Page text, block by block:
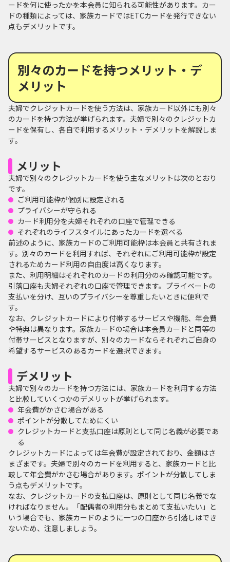
ードを何に使ったかを本会員に知られる可能性があります。カー
ドの種類によっては、家族カードではETCカードを発行できない
点もデメリットです。
別々のカードを持つメリット・デ
メリット
夫婦でクレジットカードを使う方法は、家族カード以外にも別々
のカードを持つ方法が挙げられます。夫婦で別々のクレジットカ
ードを保有し、各自で利用するメリット・デメリットを解説しま
す。
メリット
夫婦で別々のクレジットカードを使う主なメリットは次のとおり
です。
ご利用可能枠が個別に設定される
プライバシーが守られる
カード利用分を夫婦それぞれの口座で管理できる
それぞれのライフスタイルにあったカードを選べる
前述のように、家族カードのご利用可能枠は本会員と共有されま
す。別々のカードを利用すれば、それぞれにご利用可能枠が設定
されるためカード利用の自由度は高くなります。
また、利用明細はそれぞれのカードの利用分のみ確認可能です。
引落口座も夫婦それぞれの口座で管理できます。プライベートの
支払いを分け、互いのプライバシーを尊重したいときに便利で
す。
なお、クレジットカードにより付帯するサービスや機能、年会費
や特典は異なります。家族カードの場合は本会員カードと同等の
付帯サービスとなりますが、別々のカードならそれぞれご自身の
希望するサービスのあるカードを選択できます。
デメリット
夫婦で別々のカードを持つ方法には、家族カードを利用する方法
と比較していくつかのデメリットが挙げられます。
年会費がかさむ場合がある
ポイントが分散してためにくい
クレジットカードと支払口座は原則として同じ名義が必要であ
る
クレジットカードによっては年会費が設定されており、金額はさ
まざまです。夫婦で別々のカードを利用すると、家族カードと比
較して年会費がかさむ場合があります。ポイントが分散してしま
う点もデメリットです。
なお、クレジットカードの支払口座は、原則として同じ名義でな
ければなりません。「配偶者の利用分もまとめて支払いたい」と
いう場合でも、家族カードのように一つの口座から引落しはでき
ないため、注意しましょう。